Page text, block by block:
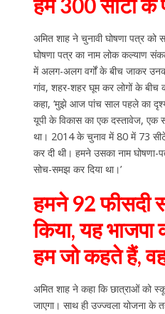
हम 300 सीटों के
अमित शाह ने चुनावी घोषणा पत्र को
घोषणा पत्र का नाम लोक कल्याण
में अलग-अलग वर्गों के बीच जाकर उनकी
गांव, शहर-शहर घूम कर लोगों के बीच
कहा, ‘मुझे आज पांच साल पहले का
यूपी के विकास का एक दस्तावेज, एक
था। 2014 के चुनाव में 80 में 73
कर दी थी। हमने उसका नाम
सोच-समझ कर दिया था।’
हमने 92 फीसदी
किया, यह
हम जो कहते हैं,
अमित शाह ने कहा कि छात्राओं को
जाएगा। साथ ही उज्ज्वला योजना के